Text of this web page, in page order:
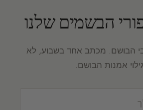
הבשמים שלנו
הבושם. מכתב אחד בשבוע, לא
אמנות הבושם.